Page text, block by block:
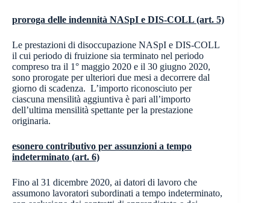
proroga delle indennità NASpI e DIS-COLL (art. 5)
Le prestazioni di disoccupazione NASpI e DIS-COLL
il cui periodo di fruizione sia terminato nel periodo
compreso tra il 1° maggio 2020 e il 30 giugno 2020,
sono prorogate per ulteriori due mesi a decorrere dal
giorno di scadenza. L’importo riconosciuto per
ciascuna mensilità aggiuntiva è pari all’importo
dell’ultima mensilità spettante per la prestazione
originaria.
esonero contributivo per assunzioni a tempo
indeterminato (art. 6)
Fino al 31 dicembre 2020, ai datori di lavoro che
assumono lavoratori subordinati a tempo indeterminato,